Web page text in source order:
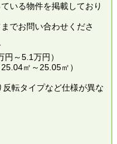
いる物件を掲載しており
でお問い合わせくださ
～5.1万円）
㎡～25.05㎡）
転タイプなど仕様が異な